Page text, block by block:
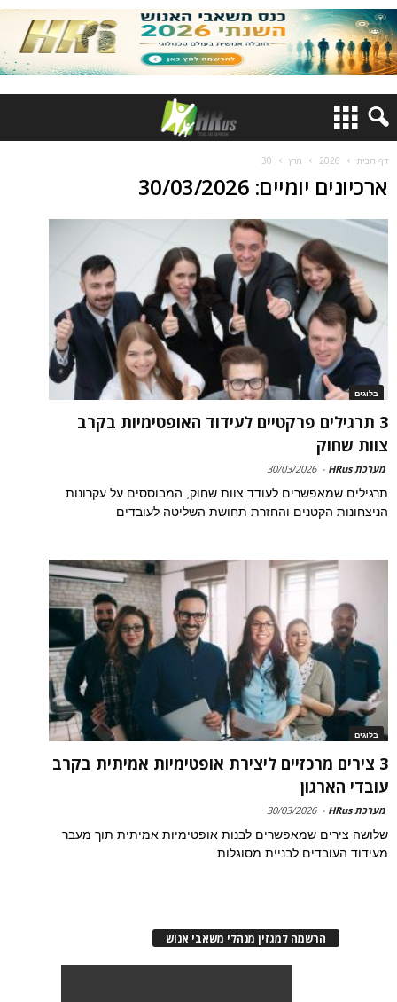
דף הבית 2026 מרץ 30
ארכיונים יומיים: 30/03/2026
בלוגים
3 תרגילים פרקטיים לעידוד האופטימיות בקרב
צוות שחוק
מערכת HRus -
30/03/2026
תרגילים שמאפשרים לעודד צוות שחוק, המבוססים על עקרונות
הניצחונות הקטנים והחזרת תחושת השליטה לעובדים
בלוגים
3 צירים מרכזיים ליצירת אופטימיות אמיתית בקרב
עובדי הארגון
מערכת HRus -
30/03/2026
שלושה צירים שמאפשרים לבנות אופטימיות אמיתית תוך מעבר
מעידוד העובדים לבניית מסוגלות
הרשמה למגזין מנהלי משאבי אנוש